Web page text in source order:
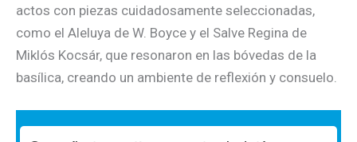
actos con piezas cuidadosamente seleccionadas,
como el Aleluya de W. Boyce y el Salve Regina de
Miklós Kocsár, que resonaron en las bóvedas de la
basílica, creando un ambiente de reflexión y consuelo.